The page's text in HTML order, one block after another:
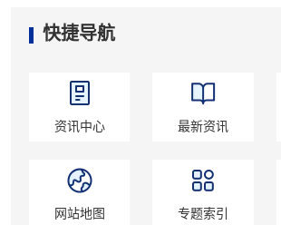
快捷导航
资讯中心 最新资讯
网站地图 专题索引